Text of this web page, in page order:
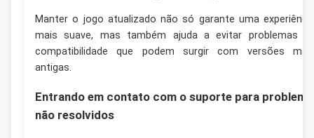
Manter o jogo atualizado não só garante uma
mais suave, mas também ajuda a evitar problemas
compatibilidade que podem surgir com versões
antigas.
Entrando em contato com o suporte para
não resolvidos